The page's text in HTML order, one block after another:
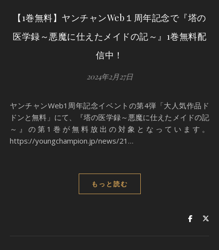
【1巻無料】ヤンチャンWeb１周年記念で『塔の
医学録～悪魔に仕えたメイドの記～』1巻無料配
信中！
2024年2月27日
ヤンチャンWeb1周年記念イベントの第4弾「大人気作品ド
ドンと無料」にて、『塔の医学録～悪魔に仕えたメイドの記
～』の第1巻が無料放出の対象となっています。
https://youngchampion.jp/news/21…
もっと読む